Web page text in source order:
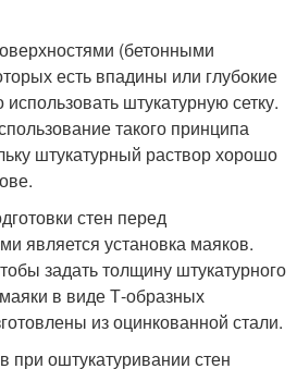
(бетонными
есть впадины или глубокие
штукатурную сетку.
такого принципа
штукатурный раствор хорошо
стен перед
является установка маяков.
задать толщину штукатурного
в виде Т-образных
из оцинкованной стали.
при оштукатуривании стен